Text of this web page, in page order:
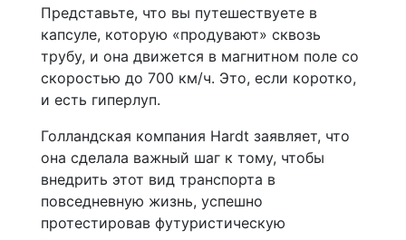
Представьте, что вы путешествуете в
капсуле, которую «продувают» сквозь
трубу, и она движется в магнитном поле со
скоростью до 700 км/ч. Это, если коротко,
и есть гиперлуп.
Голландская компания Hardt заявляет, что
она сделала важный шаг к тому, чтобы
внедрить этот вид транспорта в
повседневную жизнь, успешно
протестировав футуристическую